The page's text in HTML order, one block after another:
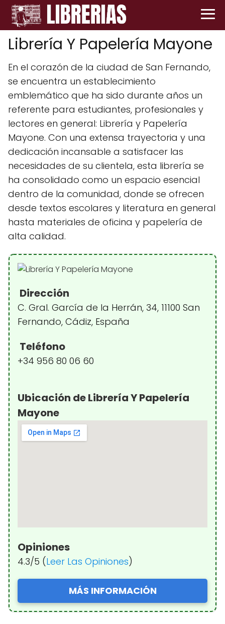
Librería Y Papelería Mayone
En el corazón de la ciudad de San Fernando,
se encuentra un establecimiento
emblemático que ha sido durante años un
referente para estudiantes, profesionales y
lectores en general: Librería y Papelería
Mayone. Con una extensa trayectoria y una
dedicación incansable a satisfacer las
necesidades de su clientela, esta librería se
ha consolidado como un espacio esencial
dentro de la comunidad, donde se ofrecen
desde textos escolares y literatura en general
hasta materiales de oficina y papelería de
alta calidad.
Dirección
C. Gral. García de la Herrán, 34, 11100 San
Fernando, Cádiz, España
Teléfono
+34 956 80 06 60
Ubicación de Librería Y Papelería
Mayone
Opiniones
4.3/5 (Leer Las Opiniones)
MÁS INFORMACIÓN